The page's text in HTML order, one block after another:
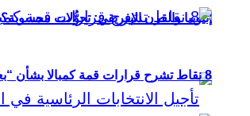
إثيوبيا والقرن الإفريقي: تحوُّلات محسوبة؟
8 نقاط تشرح قرارات قمة كمبالا بشأن “بعثة أوصوم” في الصومال؟